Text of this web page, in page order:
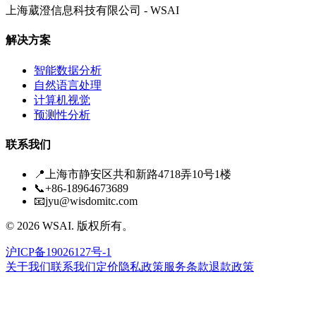
上海葳澄信息科技有限公司 - WSAI
解决方案
智能数据分析
自然语言处理
计算机视觉
预测性分析
联系我们
📍 上海市静安区共和新路4718弄10号1楼
📞+86-18964673689
📧jyu@wisdomitc.com
© 2026 WSAI. 版权所有。
沪ICP备19026127号-1
关于我们联系我们定价隐私政策服务条款退款政策